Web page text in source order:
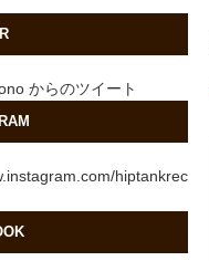
からのツイート
hiptankrec